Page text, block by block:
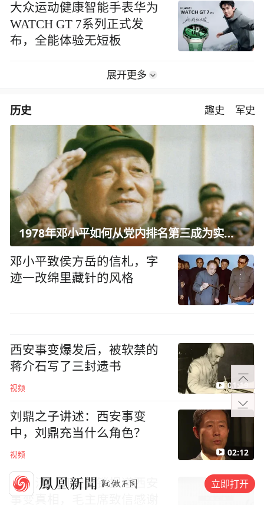
大众运动健康智能手表华为
WATCH GT 7系列正式发
布，全能体验无短板
展开更多
历史 趣史 军史
1978年邓小平如何从党内排名第三成为实际核心？
邓小平致侯方岳的信札，字
迹一改绵里藏针的风格
西安事变爆发后，被软禁的
蒋介石写了三封遗书
视频 01:19
刘鼎之子讲述：西安事变
中，刘鼎充当什么角色？
视频 02:12
范长江，打破封锁报道西安
事变真相，毛主席致信感谢
立即打开